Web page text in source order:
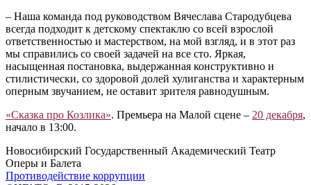
– Наша команда под руководством Вячеслава Стародубцева
всегда подходит к детскому спектаклю со всей взрослой
ответственностью и мастерством, на мой взгляд, и в этот раз
мы справились со своей задачей на все сто. Яркая,
насыщенная постановка, выдержанная конструктивно и
стилистически, со здоровой долей хулиганства и характерным
оперным звучанием, не оставит зрителя равнодушным.
«Сказка про Козлика». Премьера на Малой сцене – 20 декабря,
начало в 13:00.
Новосибирский Государственный Академический Театр
Оперы и Балета
Противодействие коррупции